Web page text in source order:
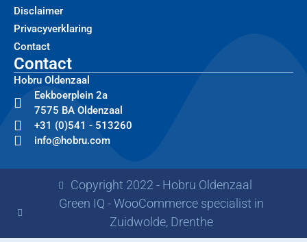
Disclaimer
Privacyverklaring
Contact
Contact
Hobru Oldenzaal
Eekboerplein 2a
7575 BA Oldenzaal
+31 (0)541 - 513260
info@hobru.com
Copyright 2022 - Hobru Oldenzaal
Green IQ - WooCommerce specialist in
Zuidwolde, Drenthe